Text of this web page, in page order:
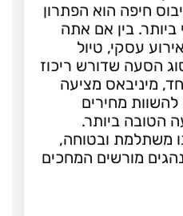
חיפה הוא הפתרון
ביותר. בין אם אתה
עסקי, טיול
הסעה שדורש ריכוז
מיניבאס מציעה
מחירים
הטובה ביותר.
משתלמת ובטוחה,
מורשים המחכים